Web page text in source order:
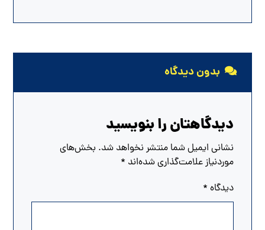
بدون دیدگاه
دیدگاهتان را بنویسید
نشانی ایمیل شما منتشر نخواهد شد. بخش‌های
موردنیاز علامت‌گذاری شده‌اند *
دیدگاه *